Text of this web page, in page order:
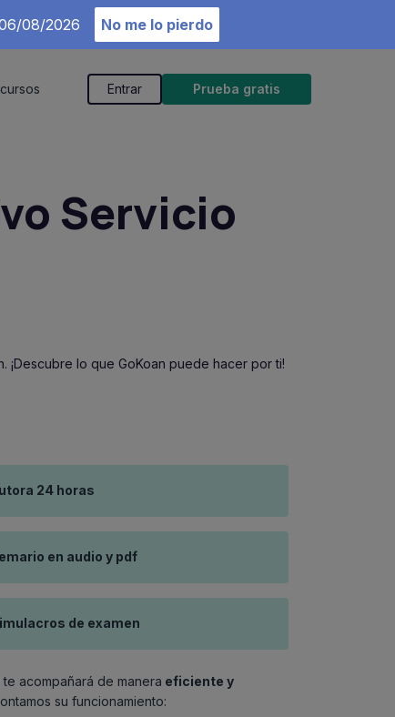
08/2026 No me lo pierdo
Entrar Prueba gratis
Servicio
lo que GoKoan puede hacer por ti!
24 horas
en audio y pdf
de examen
te acompañará de manera eficiente y
su funcionamiento: